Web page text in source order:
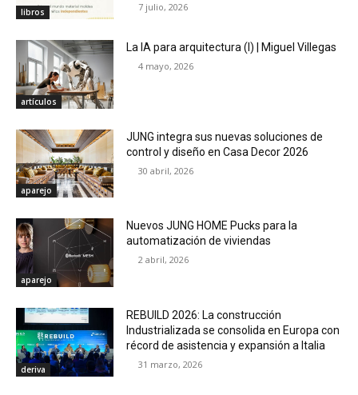
libros 7 julio, 2026
artículos
La IA para arquitectura (I) | Miguel Villegas
4 mayo, 2026
aparejo
JUNG integra sus nuevas soluciones de
control y diseño en Casa Decor 2026
30 abril, 2026
aparejo
Nuevos JUNG HOME Pucks para la
automatización de viviendas
2 abril, 2026
deriva
REBUILD 2026: La construcción
Industrializada se consolida en Europa con
récord de asistencia y expansión a Italia
31 marzo, 2026